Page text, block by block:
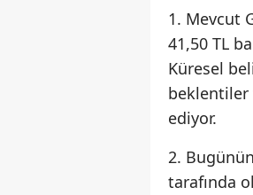
1. Mevcut
41,50 TL
Küresel
beklentiler
ediyor.
2.
tarafında